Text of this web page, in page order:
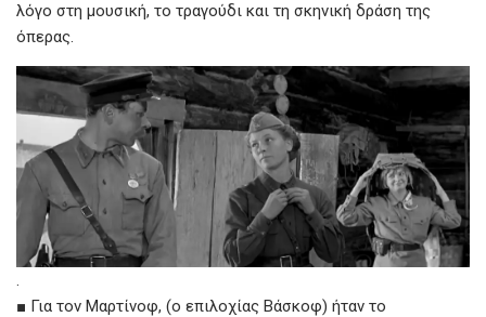
λόγο στη μουσική, το τραγούδι και τη σκηνική δράση της
όπερας.
.
■ Για τον Μαρτίνoφ, (ο επιλοχίας Βάσκοφ) ήταν το